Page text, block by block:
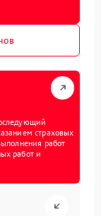
страховых
работ
работ и